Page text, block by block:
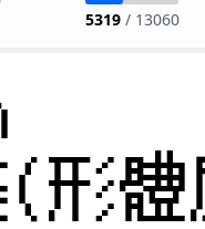
5319 / 13060
(形